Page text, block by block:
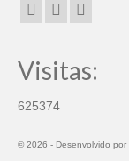
Visitas:
625374
© 2026 - Desenvolvido por